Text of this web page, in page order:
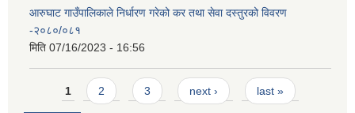
आरुघाट गाउँपालिकाले निर्धारण गरेको कर तथा सेवा दस्तुरको विवरण
-२०८०/०८१
मिति 07/16/2023 - 16:56
Pages
1 2 3 next › last »